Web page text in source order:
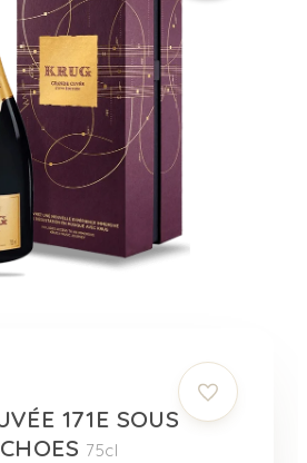
171E SOUS
75cl